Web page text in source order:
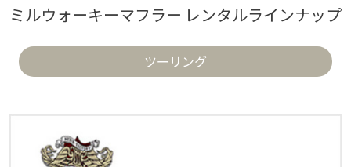
ミルウォーキーマフラー レンタルラインナップ
ツーリング